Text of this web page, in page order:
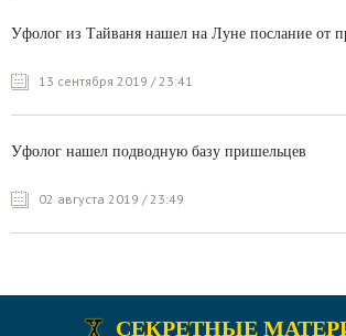
Уфолог из Тайваня нашел на Луне послание от
13 сентября 2019 / 23:41
Уфолог нашел подводную базу пришельцев
02 августа 2019 / 23:49
СЕКРЕТНЫЕ